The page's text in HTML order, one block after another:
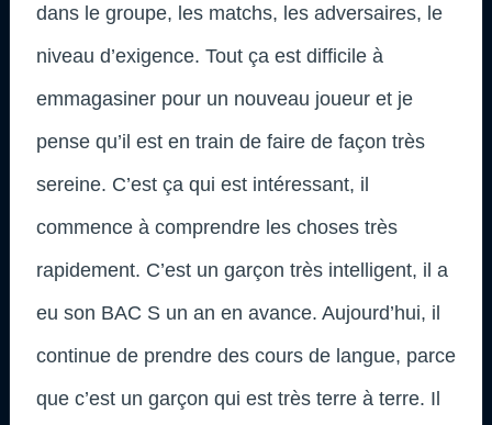
dans le groupe, les matchs, les adversaires, le
niveau d’exigence. Tout ça est difficile à
emmagasiner pour un nouveau joueur et je
pense qu’il est en train de faire de façon très
sereine. C’est ça qui est intéressant, il
commence à comprendre les choses très
rapidement. C’est un garçon très intelligent, il a
eu son BAC S un an en avance. Aujourd’hui, il
continue de prendre des cours de langue, parce
que c’est un garçon qui est très terre à terre. Il